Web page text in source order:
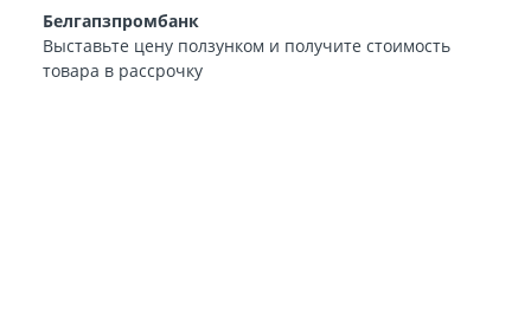
Белгапзпромбанк
Выставьте цену ползунком и получите стоимость
товара в рассрочку